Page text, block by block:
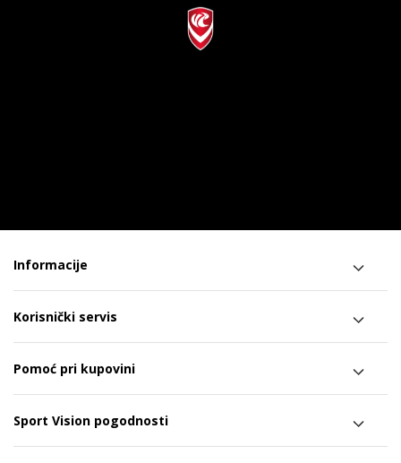
Informacije
Korisnički servis
Pomoć pri kupovini
Sport Vision pogodnosti